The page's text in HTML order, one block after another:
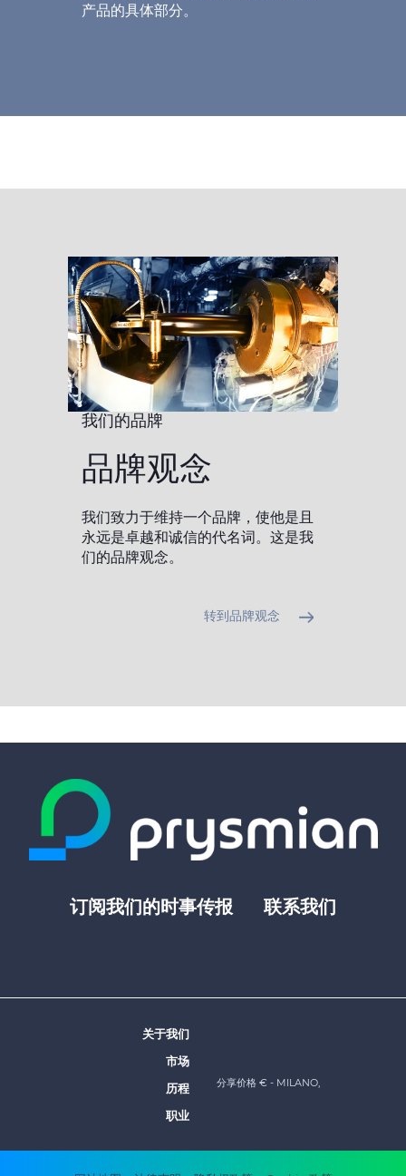
产品的具体部分。
我们的品牌
品牌观念
我们致力于维持一个品牌，使他是且
永远是卓越和诚信的代名词。这是我
们的品牌观念。
转到品牌观念
Footer
Prysmian
订阅我们的时事传报 联系我们
关于我们
市场
历程
职业
分享价格 € - MILANO,